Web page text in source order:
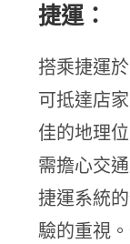
捷運：
搭乘捷運
可抵達店
佳的地理
需擔心交
捷運系統
驗的重視